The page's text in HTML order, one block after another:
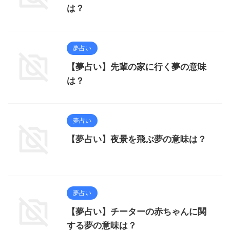
は？
夢占い
【夢占い】先輩の家に行く夢の意味
は？
夢占い
【夢占い】夜景を飛ぶ夢の意味は？
夢占い
【夢占い】チーターの赤ちゃんに関
する夢の意味は？